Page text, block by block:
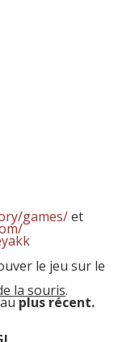
games/et
le jeu sur le
la souris.
plus récent.